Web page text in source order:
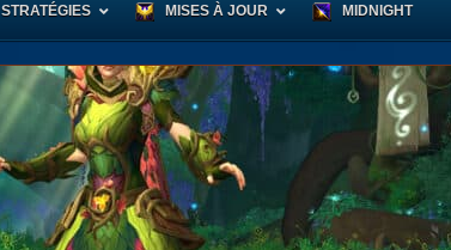
Coeur d'Azeroth
Races alliées
Exploration des îles
NazjataretMécagone
Scénario de Chromie
Les bastonneurs
Rivage Brisé
Débloquer le vol
STRATÉGIES MISES À JOUR MIDNIGHT